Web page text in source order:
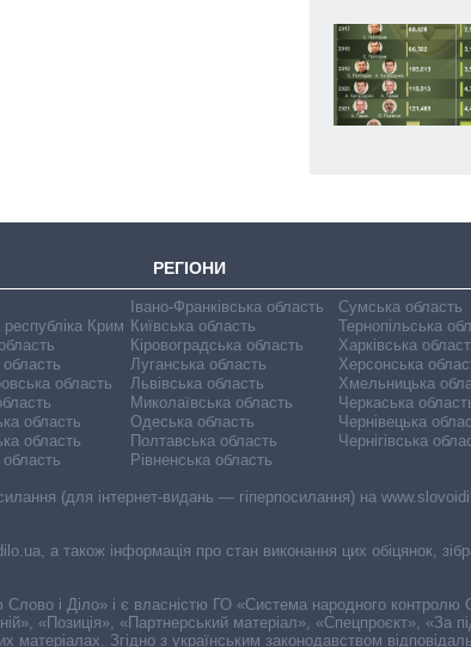
РЕГІОНИ
Крим
область
область
область
область
Івано-Франківська область
Київська область
Кіровоградська область
Луганська область
Львівська область
Миколаївська область
Одеська область
Полтавська область
Рівненська область
Сумська область
Тернопільська
Харківська
Херсонська
Хмельницька
Черкаська
Чернівецька
Чернігівська
(для інтернет-видань — гіперпосилання) на
а також інформація про стан виконання цих обіцянок,
і Діло» і є власністю ГО «Система народного контролю
«Позиція», «Партнерський матеріал», «Спецпроєкт», «За
Згідно з українським законодавством